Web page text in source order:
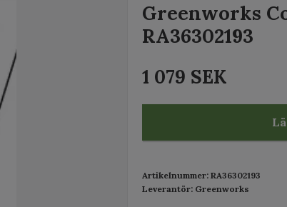
Greenworks
RA36302193
1 079 SEK
Artikelnummer: RA36302193
Leverantör: Greenworks